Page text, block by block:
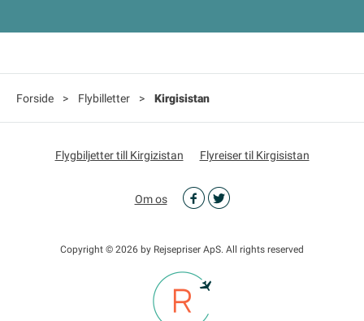
Forside > Flybilletter > Kirgisistan
Flygbiljetter till Kirgizistan Flyreiser til Kirgisistan
Om os
Copyright © 2026 by Rejsepriser ApS. All rights reserved